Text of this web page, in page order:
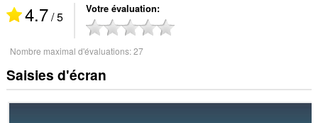
4.7/ 5 Votre évaluation
Nombre maximal d'évaluations:27
Saisies d'écran